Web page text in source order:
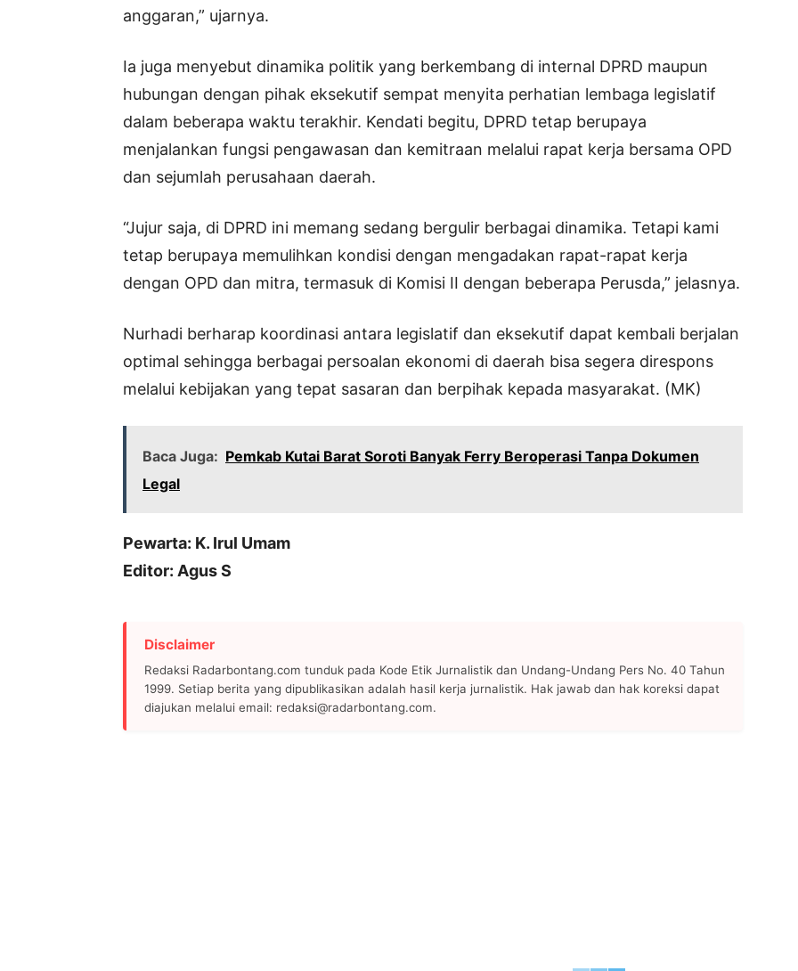
anggaran,” ujarnya.
Ia juga menyebut dinamika politik yang berkembang di internal DPRD maupun
hubungan dengan pihak eksekutif sempat menyita perhatian lembaga legislatif
dalam beberapa waktu terakhir. Kendati begitu, DPRD tetap berupaya
menjalankan fungsi pengawasan dan kemitraan melalui rapat kerja bersama OPD
dan sejumlah perusahaan daerah.
“Jujur saja, di DPRD ini memang sedang bergulir berbagai dinamika. Tetapi kami
tetap berupaya memulihkan kondisi dengan mengadakan rapat-rapat kerja
dengan OPD dan mitra, termasuk di Komisi II dengan beberapa Perusda,” jelasnya.
Nurhadi berharap koordinasi antara legislatif dan eksekutif dapat kembali berjalan
optimal sehingga berbagai persoalan ekonomi di daerah bisa segera direspons
melalui kebijakan yang tepat sasaran dan berpihak kepada masyarakat. (MK)
Baca Juga: Pemkab Kutai Barat Soroti Banyak Ferry Beroperasi Tanpa Dokumen
Legal
Pewarta: K. Irul Umam
Editor: Agus S
Disclaimer
Redaksi Radarbontang.com tunduk pada Kode Etik Jurnalistik dan Undang-Undang Pers No. 40 Tahun
1999. Setiap berita yang dipublikasikan adalah hasil kerja jurnalistik. Hak jawab dan hak koreksi dapat
diajukan melalui email: redaksi@radarbontang.com.